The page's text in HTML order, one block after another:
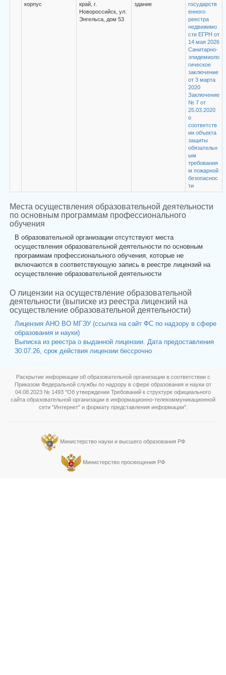
корпус
край, г.
Новороссийск, ул.
Энгельса, дом 53
здание
государств
енного
реестра
недвижимо
сти ЕГРН от
14 мая 2026
Санитарно-
эпидемиоло
гическое
заключение
от 3 марта
2020
Заключение
№ 7 от
25.03.2020
о
соответств
ии объекта
защиты
обязательн
ым
требования
м пожарной
безопаснос
ти
Места осуществления образовательной деятельности
по основным программам профессионального
обучения
В образовательной организации отсутствуют места
осуществления образовательной деятельности по основным
программам профессионального обучения, которые не
включаются в соответствующую запись в реестре лицензий на
осуществление образовательной деятельности
О лицензии на осуществление образовательной
деятельности (выписке из реестра лицензий на
осуществление образовательной деятельности)
Лицензия АНО ВО МГЭУ (ссылка на сайт ФС по надзору в сфере
образования и науки)
Выписка из реестра о выданной лицензии. Дата предоставления
30.07.26, срок действия лицензии бессрочно
Раскрытие информации об образовательной организации в соответствии с
Приказом Федеральной службы по надзору в сфере образования и науки от
04.08.2023 № 1493 "Об утверждении Требований к структуре официального
сайта образовательной организации в информационно-телекоммуникационной
сети "Интернет" и формату представления информации".
Министерство науки и высшего образования РФ
Министерство просвещения РФ